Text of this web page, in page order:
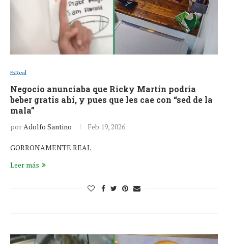
EsReal
Negocio anunciaba que Ricky Martin podría
beber gratis ahí, y pues que les cae con “sed de la
mala”
porAdolfo Santino Feb 19, 2026
GORRONAMENTE REAL
Leer más